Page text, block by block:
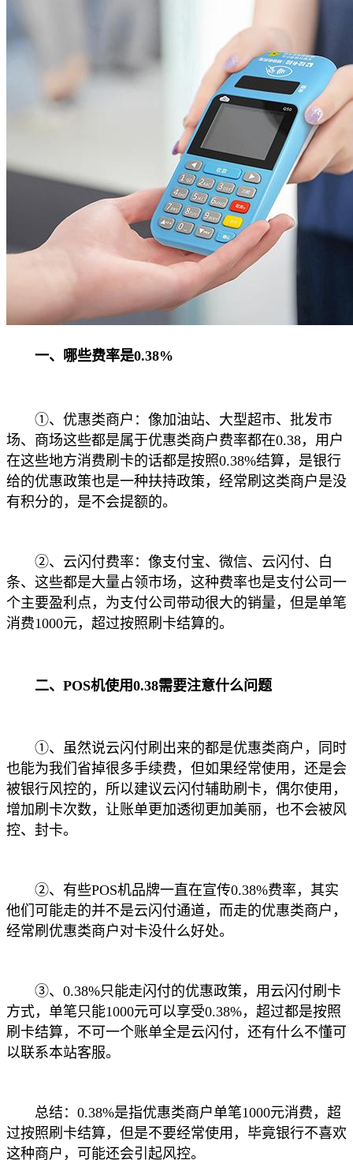
一、哪些费率是0.38%
①、优惠类商户：像加油站、大型超市、批发市
场、商场这些都是属于优惠类商户费率都在0.38，用户
在这些地方消费刷卡的话都是按照0.38%结算，是银行
给的优惠政策也是一种扶持政策，经常刷这类商户是没
有积分的，是不会提额的。
②、云闪付费率：像支付宝、微信、云闪付、白
条、这些都是大量占领市场，这种费率也是支付公司一
个主要盈利点，为支付公司带动很大的销量，但是单笔
消费1000元，超过按照刷卡结算的。
二、POS机使用0.38需要注意什么问题
①、虽然说云闪付刷出来的都是优惠类商户，同时
也能为我们省掉很多手续费，但如果经常使用，还是会
被银行风控的，所以建议云闪付辅助刷卡，偶尔使用，
增加刷卡次数，让账单更加透彻更加美丽，也不会被风
控、封卡。
②、有些POS机品牌一直在宣传0.38%费率，其实
他们可能走的并不是云闪付通道，而走的优惠类商户，
经常刷优惠类商户对卡没什么好处。
③、0.38%只能走闪付的优惠政策，用云闪付刷卡
方式，单笔只能1000元可以享受0.38%，超过都是按照
刷卡结算，不可一个账单全是云闪付，还有什么不懂可
以联系本站客服。
总结：0.38%是指优惠类商户单笔1000元消费，超
过按照刷卡结算，但是不要经常使用，毕竟银行不喜欢
这种商户，可能还会引起风控。